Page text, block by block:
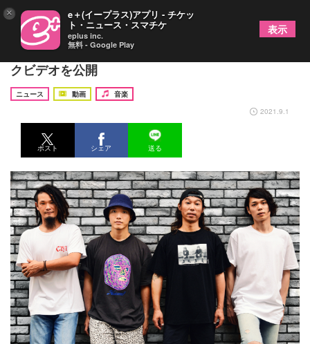
NAMBA69、新曲「CELEBRATION」のミュージッ
クビデオを公開
ニュース 動画
音楽
2021.9.1
ポスト シェア 送る
× e＋(イープラス)アプリ - チケッ
ト・ニュース・スマチケ
eplus inc.
無料 - Google Play
表示